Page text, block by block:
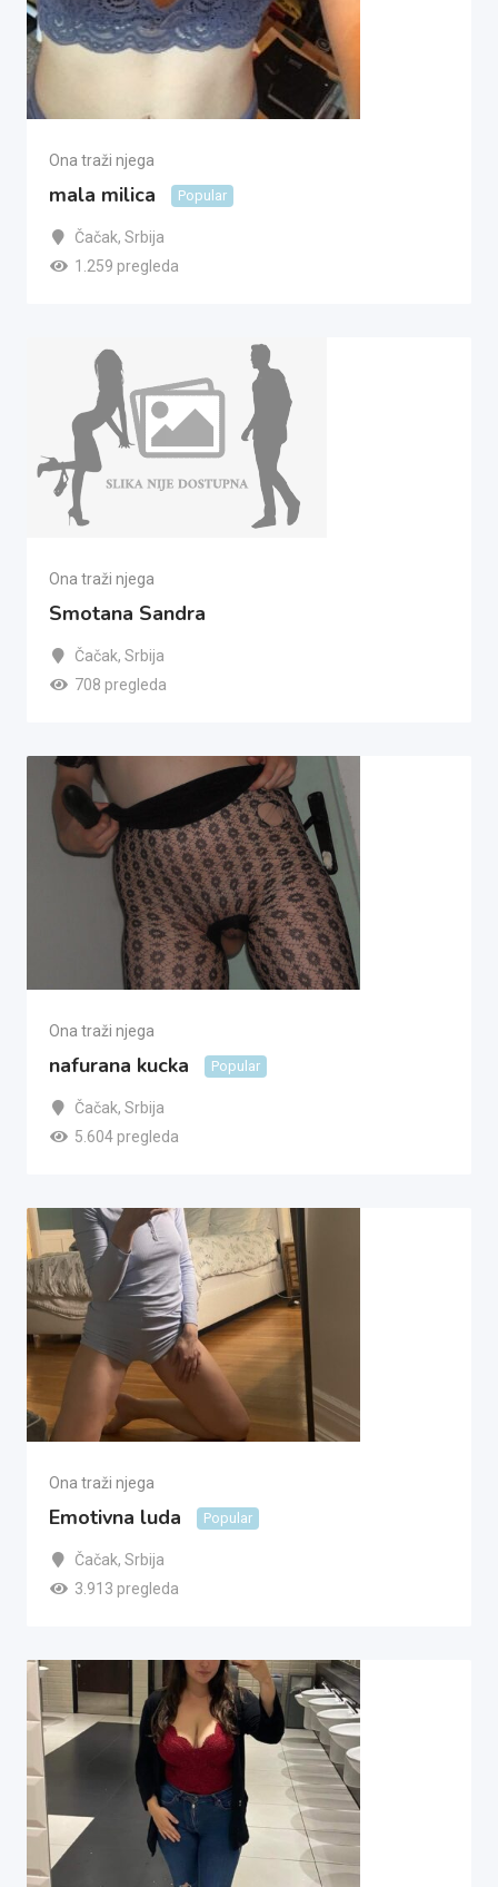
Ona traži njega
mala milica Popular
Čačak, Srbija
1.259 pregleda
Ona traži njega
Smotana Sandra
Čačak, Srbija
708 pregleda
Ona traži njega
nafurana kucka Popular
Čačak, Srbija
5.604 pregleda
Ona traži njega
Emotivna luda Popular
Čačak, Srbija
3.913 pregleda